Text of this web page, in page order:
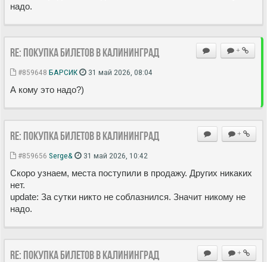
надо.
+
Re: Покупка билетов в Калининград
#859648 БАРСИК 31 май 2026, 08:04
А кому это надо?)
+
Re: Покупка билетов в Калининград
#859656 Serge& 31 май 2026, 10:42
Скоро узнаем, места поступили в продажу. Других никаких
нет.
update: За сутки никто не соблазнился. Значит никому не
надо.
+
Re: Покупка билетов в Калининград